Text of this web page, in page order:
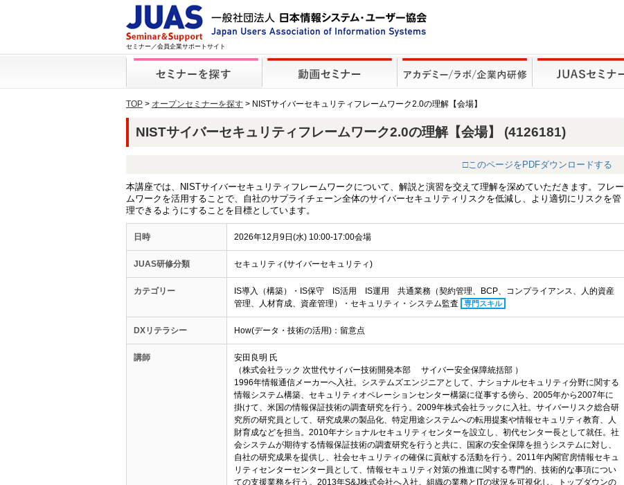
セミナー／会員企業サポートサイト
TOP > オープンセミナーを探す > NISTサイバーセキュリティフレームワーク2.0の理解【会場】
NISTサイバーセキュリティフレームワーク2.0の理解【会場】 (4126181)
□このページをPDFダウンロードする
本講座では、NISTサイバーセキュリティフレームワークについて、解説と演習を交えて理解を深めていただきます。フレー
ムワークを活用することで、自社のサプライチェーン全体のサイバーセキュリティリスクを低減し、より適切にリスクを管
理できるようにすることを目標としています。
日時 2026年12月9日(水) 10:00-17:00会場
JUAS研修分類 セキュリティ(サイバーセキュリティ)
カテゴリー
IS導入（構築）・IS保守 IS活用 IS運用 共通業務（契約管理、BCP、コンプライアンス、人的資産
管理、人材育成、資産管理）・セキュリティ・システム監査
専門スキル
DXリテラシー How(データ・技術の活用)：留意点
講師
安田良明 氏
（株式会社ラック 次世代サイバー技術開発本部 サイバー安全保障統括部 ）
1996年情報通信メーカーへ入社。システムズエンジニアとして、ナショナルセキュリティ分野に関する
情報システム構築、セキュリティオペレーションセンター構築に従事する傍ら、2005年から2007年に
掛けて、米国の情報保証技術の調査研究を行う。2009年株式会社ラックに入社。サイバーリスク総合研
究所の研究員として、研究成果の製品化、特定用途システムへの転用提案や情報セキュリティ教育、人
財育成などを担当。2010年ナショナルセキュリティセンターを設立し、初代センター長として就任。社
会システムが期待する情報保証技術の調査研究を行うと共に、国家の安全保障を担うシステムに対し、
自社の研究成果を提供し、社会セキュリティの確保に貢献する活動を行う。2011年内閣官房情報セキュ
リティセンターセンター員として、情報セキュリティ対策の推進に関する専門的、技術的な事項につい
ての支援業務を行う。2013年S&J株式会社へ入社。組織の業務とITの状況を可視化し、トップダウンの